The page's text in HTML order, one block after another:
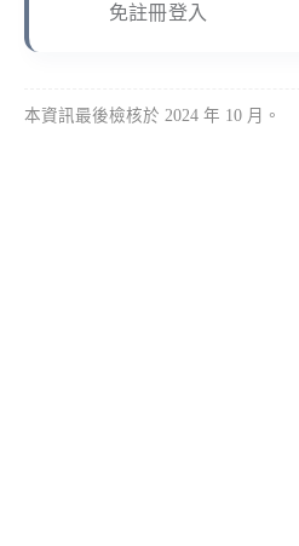
免註冊登入
本資訊最後檢核於 2024 年 10 月。